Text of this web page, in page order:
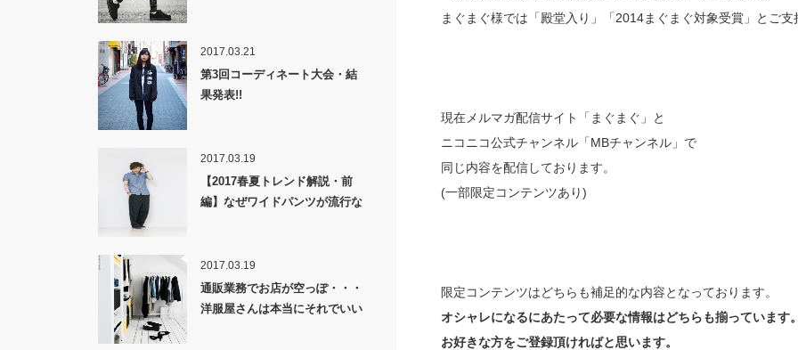
まぐまぐ様では「殿堂入り」「2014まぐまぐ対象受賞」とご支
現在メルマガ配信サイト「まぐまぐ」と
ニコニコ公式チャンネル「MBチャンネル」で
同じ内容を配信しております。
(一部限定コンテンツあり)
限定コンテンツはどちらも補足的な内容となっております。
オシャレになるにあたって必要な情報はどちらも揃っています。
お好きな方をご登録頂ければと思います。
2017.03.21
第3回コーディネート大会・結
果発表!!
2017.03.19
【2017春夏トレンド解説・前
編】なぜワイドパンツが流行な
2017.03.19
通販業務でお店が空っぽ・・・
洋服屋さんは本当にそれでいい